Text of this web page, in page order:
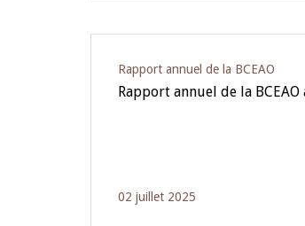
Rapport annuel de la BCEAO
Rapport annuel de la
02 juillet 2025